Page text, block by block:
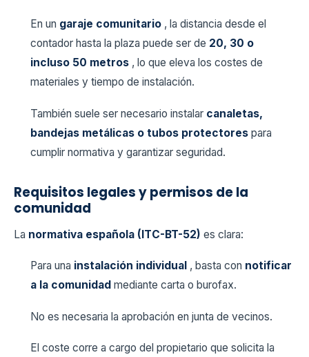
En un garaje comunitario , la distancia desde el
contador hasta la plaza puede ser de 20, 30 o
incluso 50 metros , lo que eleva los costes de
materiales y tiempo de instalación.
También suele ser necesario instalar canaletas,
bandejas metálicas o tubos protectores para
cumplir normativa y garantizar seguridad.
Requisitos legales y permisos de la
comunidad
La normativa española (ITC-BT-52) es clara:
Para una instalación individual , basta con notificar
a la comunidad mediante carta o burofax.
No es necesaria la aprobación en junta de vecinos.
El coste corre a cargo del propietario que solicita la